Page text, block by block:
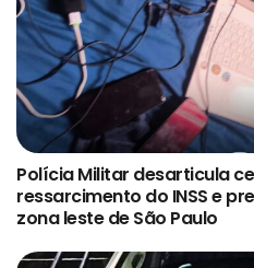
Polícia Militar desarticula
ressarcimento do INSS e
zona leste de São Paulo